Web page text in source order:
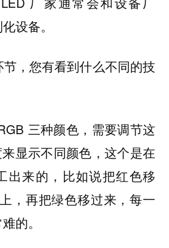
设备。
，您有看到什么不同的技
三种颜色，需要调节这
显示不同颜色，这个是在
出来的，比如说把红色移
，再把绿色移过来，每一
的。